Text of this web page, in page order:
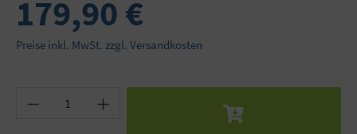
179,90 €
Preise inkl. MwSt. zzgl. Versandkosten
Produkt Anzahl: Gib den gewünschten Wert